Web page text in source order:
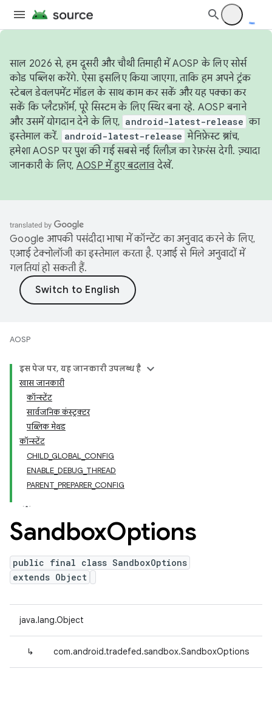
साल 2026 से, हम दूसरी और चौथी तिमाही में AOSP के लिए सोर्स
कोड पब्लिश करेंगे. ऐसा इसलिए किया जाएगा, ताकि हम अपने ट्रंक
स्टेबल डेवलपमेंट मॉडल के साथ काम कर सकें और यह पक्का कर
सकें कि प्लैटफ़ॉर्म, पूरे सिस्टम के लिए स्थिर बना रहे. AOSP बनाने
और उसमें योगदान देने के लिए, android-latest-release का
इस्तेमाल करें.
android-latest-release मेनिफ़ेस्ट ब्रांच,
हमेशा AOSP पर पुश की गई सबसे नई रिलीज़ का रेफ़रंस देगी. ज़्यादा
जानकारी के लिए, AOSP में हुए बदलावदेखें.
Google आपकी पसंदीदा भाषा में कॉन्टेंट का अनुवाद करने के लिए,
एआई टेक्नोलॉजी का इस्तेमाल करता है. एआई से मिले अनुवादों में
गलतियां हो सकती हैं.
AOSP
इस पेज पर, यह जानकारी उपलब्ध है
खास जानकारी
कॉन्स्टेंट
सार्वजनिक कंस्ट्रक्टर
पब्लिक मेथड
कॉन्स्टेंट
CHILD_GLOBAL_CONFIG
ENABLE_DEBUG_THREAD
PARENT_PREPARER_CONFIG
SandboxOptions
public final class SandboxOptions
extends Object
java.lang.Object
↳ com.android.tradefed.sandbox.SandboxOptions